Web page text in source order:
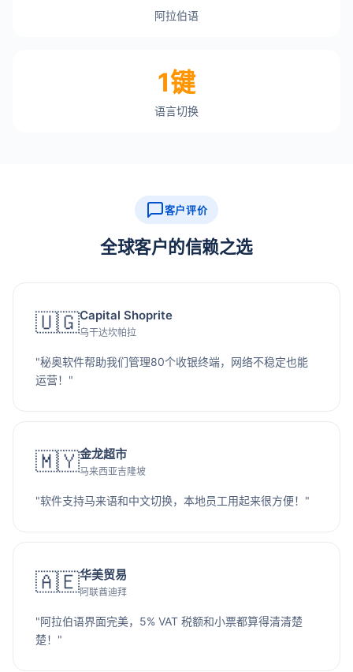
阿拉伯语
1键
语言切换
客户评价
全球客户的信赖之选
🇺🇬Capital Shoprite
乌干达坎帕拉
"秘奥软件帮助我们管理80个收银终端，网络不稳定也能
运营！"
🇲🇾金龙超市
马来西亚吉隆坡
"软件支持马来语和中文切换，本地员工用起来很方便！"
🇦🇪华美贸易
阿联酋迪拜
"阿拉伯语界面完美，5% VAT 税额和小票都算得清清楚
楚！"